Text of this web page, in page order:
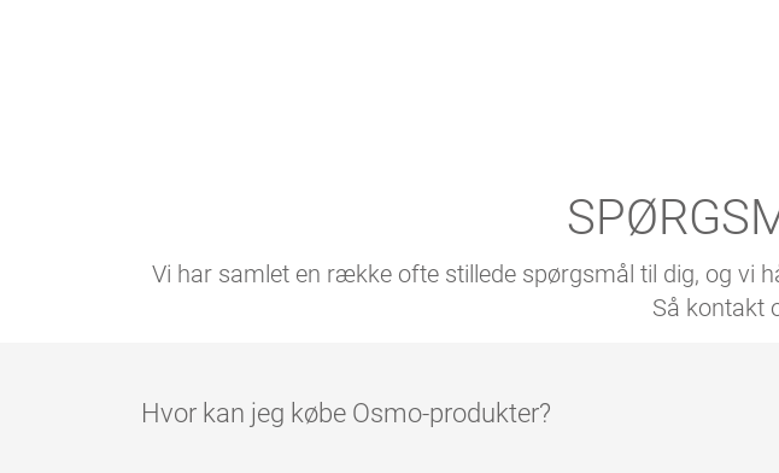
Vi har samlet en række ofte stillede spørgsmål til dig, og vi
Så kontakt
Hvor kan jeg købe Osmo-produkter?